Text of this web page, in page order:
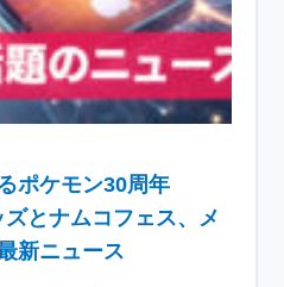
ポケモン30周年
とナムコフェス、メ
新ニュース